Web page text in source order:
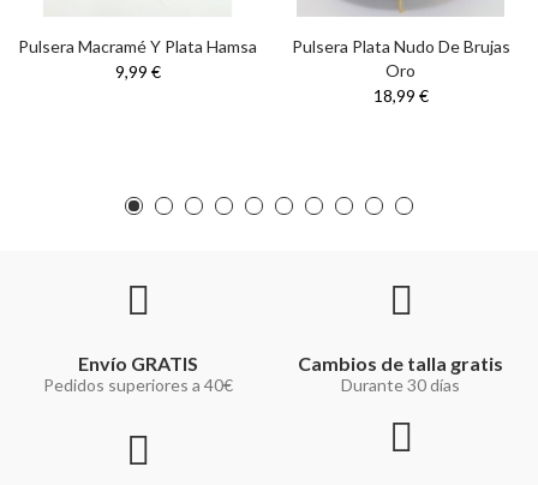
Pulsera Macramé Y Plata Hamsa
9,99 €
Pulsera Plata Nudo De Brujas
Oro
18,99 €
Envío GRATIS
Pedidos superiores a 40€
Cambios de talla gratis
Durante 30 días